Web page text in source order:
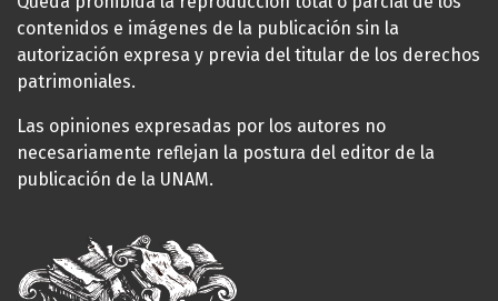
contenidos e imágenes de la publicación sin la
autorización expresa y previa del titular de los derechos
patrimoniales.
Las opiniones expresadas por los autores no
necesariamente reflejan la postura del editor de la
publicación de la UNAM.